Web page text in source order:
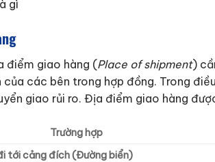
điểm giao hàng (Place of shipment)
các bên trong hợp đồng. Trong
giao rủi ro. Địa điểm giao hàng
Trường hợp
tới cảng đích (Đường biển)